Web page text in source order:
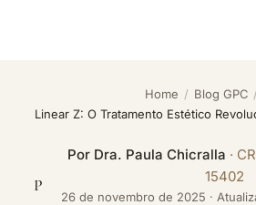
Home / Blog GPC /
Linear Z: O Tratamento Estético
P
Por Dra. Paula Chicralla ·
15402
26 de novembro de 2025 ·